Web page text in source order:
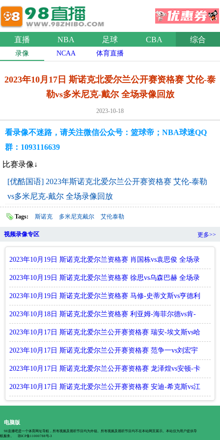
直播 NBA 足球 CBA 综合
录像 NCAA 体育直播
2023年10月17日 斯诺克北爱尔兰公开赛资格赛 艾伦-泰
勒vs多米尼克-戴尔 全场录像回放
2023-10-18
看录像不迷路，请关注微信公众号：篮球帝；NBA球迷QQ
群：1093116639
比赛录像↓
[优酷国语] 2023年斯诺克北爱尔兰公开赛资格赛 艾伦-泰勒
vs多米尼克-戴尔 全场录像回放
Tags: 斯诺克 多米尼克戴尔 艾伦泰勒
视频录像专区 更多>>
2023年10月19日 斯诺克北爱尔兰资格赛 肖国栋vs袁思俊 全场录
像回放
2023年10月19日 斯诺克北爱尔兰资格赛 徐思vs乌森巴赫 全场录
像回放
2023年10月19日 斯诺克北爱尔兰资格赛 马修-史蒂文斯vs亨德利
全场录像回放
2023年10月18日 斯诺克北爱尔兰资格赛 利亚姆-海菲尔德vs肯-
达赫迪 全场录像回放
2023年10月17日 斯诺克北爱尔兰公开赛资格赛 瑞安-埃文斯vs哈
马德-米亚赫 全场录像回放
2023年10月17日 斯诺克北爱尔兰公开赛资格赛 范争一vs刘宏宇
全场录像回放
2023年10月17日 斯诺克北爱尔兰公开赛资格赛 龙泽煌vs安顿-卡
扎科夫 全场录像回放
2023年10月17日 斯诺克北爱尔兰公开赛资格赛 安迪-希克斯vs江
俊 全场录像回放
电脑版
98直播吧是一个体育网址导航，所有视频及视听节目均为外链。所有视频及视听节目均不在本站网页展示。本站仅为用户提供导
航服务。
琼ICP备11000788号-3